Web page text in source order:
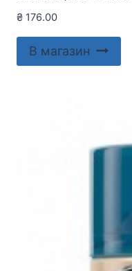
₴ 176.00
В магазин